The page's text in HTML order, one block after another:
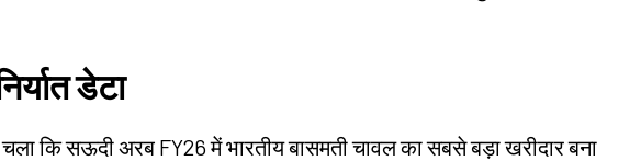
डेटा
कि सऊदी अरब FY26 में भारतीय बासमती चावल का सबसे बड़ा खरीदार बना